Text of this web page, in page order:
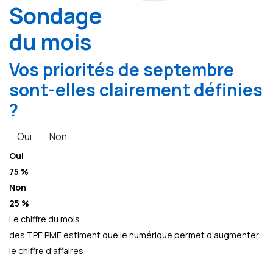
Sondage
du mois
Vos priorités de septembre
sont-elles clairement définies
?
Oui Non
Oui
75 %
Non
25 %
Le chiffre du mois
des TPE PME estiment que le numérique permet d’augmenter
le chiffre d’affaires